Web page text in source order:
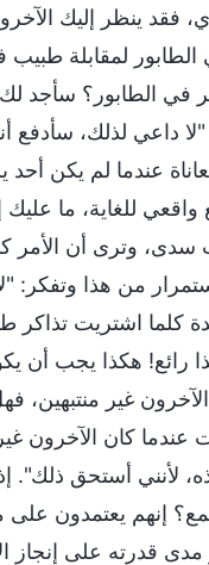
ينظر إليك
لمقابلة
في الطابور؟ سأجد
داعي لذلك، سأدفع
عندما لم يكن
للغاية، ما
سدى، وترى أن الأمر
من هذا
كلما اشتريت تذاكر
رائع! هكذا يجب أن
غير منتبهين،
عندما كان الآخرون
أستحق ذلك".
إنهم يعتمدون
قدرته على إنجاز